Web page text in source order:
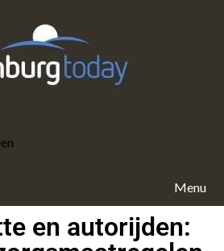
Menu
en autorijden: